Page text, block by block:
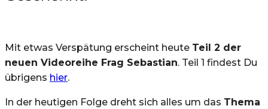
Mit etwas Verspätung erscheint heute Teil 2 der
neuen Videoreihe Frag Sebastian. Teil 1 findest Du
übrigens hier.
In der heutigen Folge dreht sich alles um das Thema